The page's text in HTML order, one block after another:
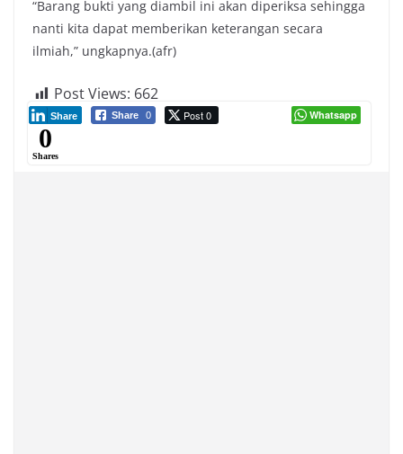
“Barang bukti yang diambil ini akan diperiksa sehingga
nanti kita dapat memberikan keterangan secara
ilmiah,” ungkapnya.(afr)
Post Views: 662
Share 0 Post 0
Share Whatsapp
0
Shares